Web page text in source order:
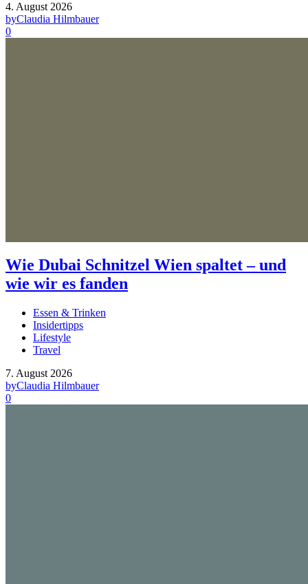
4. August 2026
byClaudia Hilmbauer
0
Wie Dubai Schnitzel Wien spaltet – und
wie wir es fanden
Essen & Trinken
Insidertipps
Lifestyle
Travel
7. August 2026
byClaudia Hilmbauer
0